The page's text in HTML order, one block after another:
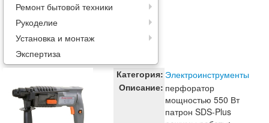
Ремонт бытовой техники
Рукоделие
Установка и монтаж
Экспертиза
Категория: Электроинструменты
Описание: перфоратор
мощностью 550 Вт
патрон SDS-Plus